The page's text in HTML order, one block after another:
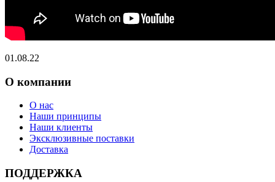
01.08.22
О компании
О нас
Наши принципы
Наши клиенты
Эксклюзивные поставки
Доставка
ПОДДЕРЖКА